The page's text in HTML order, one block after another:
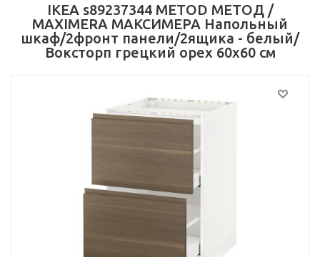
IKEA s89237344 METOD МЕТОД /
MAXIMERA МАКСИМЕРА Напольный
шкаф/2фронт панели/2ящика - белый/
Воксторп грецкий орех 60x60 см